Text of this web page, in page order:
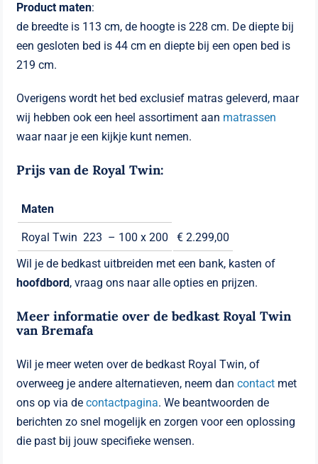
Product maten:
de breedte is 113 cm, de hoogte is 228 cm. De diepte bij
een gesloten bed is 44 cm en diepte bij een open bed is
219 cm.
Overigens wordt het bed exclusief matras geleverd, maar
wij hebben ook een heel assortiment aan matrassen
waar naar je een kijkje kunt nemen.
Prijs van de Royal Twin:
Maten
Royal Twin 223 – 100 x 200
€ 2.299,00
Wil je de bedkast uitbreiden met een bank, kasten of
hoofdbord , vraag ons naar alle opties en prijzen.
Meer informatie over de bedkast Royal Twin
van Bremafa
Wil je meer weten over de bedkast Royal Twin, of
overweeg je andere alternatieven, neem dancontact met
ons op via decontactpagina. We beantwoorden de
berichten zo snel mogelijk en zorgen voor een oplossing
die past bij jouw specifieke wensen.